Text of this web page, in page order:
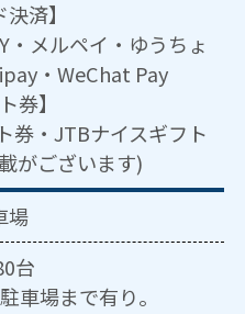
決済】
・メルペイ・ゆうちょ
・WeChat Pay
券】
券・JTBナイスギフト
がございます)
場
台
車場まで有り。